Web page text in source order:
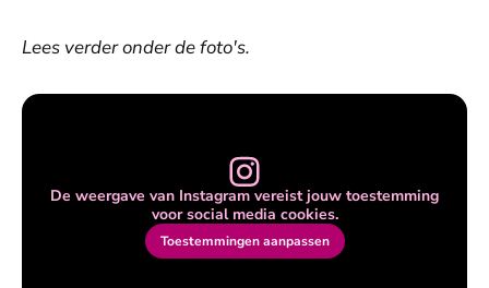
Lees verder onder de foto's.
De weergave van Instagram vereist jouw toestemming
voor social media cookies.
Toestemmingen aanpassen